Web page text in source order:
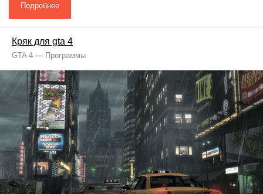
Подробнее
Кряк для gta 4
GTA 4 — Программы